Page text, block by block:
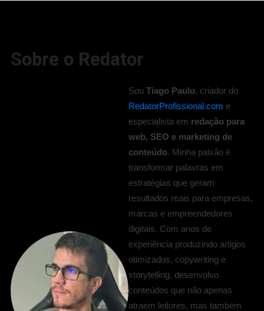
Sobre o Redator
SouTiago Paulo, criador do
RedatorProfissional.com e
especialista em redação para
web, SEO e marketing de
conteúdo. Minha paixão é
transformar palavras em
estratégias que geram
resultados reais para empresas,
marcas e empreendedores
digitais. Com anos de
experiência produzindo artigos
otimizados, copywriting e
storytelling, desenvolvo
conteúdos que não apenas
atraem leitores, mas também